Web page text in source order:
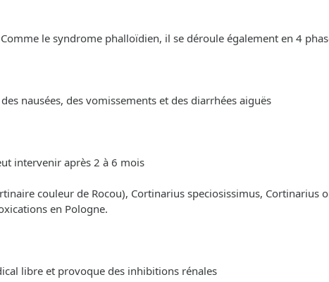
le syndrome phalloïdien, il se déroule également en 4
nausées, des vomissements et des diarrhées aiguës
intervenir après 2 à 6 mois
couleur de Rocou), Cortinarius speciosissimus, Cortinarius
en Pologne.
libre et provoque des inhibitions rénales